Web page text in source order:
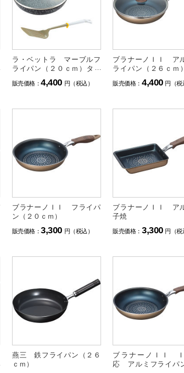
ラ・ベットラ マーブルフ
ライパン（２０ｃｍ）ター
販売価格：4,400 円（税込）
ブラナーノＩＩ ア
ライパン（２６ｃｍ
販売価格：4,400 円（税
ブラナーノＩＩ フライパ
ン（２０ｃｍ）
販売価格：3,300 円（税込）
ブラナーノＩＩ ア
子焼
販売価格：3,300 円（税
燕三 鉄フライパン（２６
ｃｍ）
ブラナーノＩＩ
応 アルミフライパ